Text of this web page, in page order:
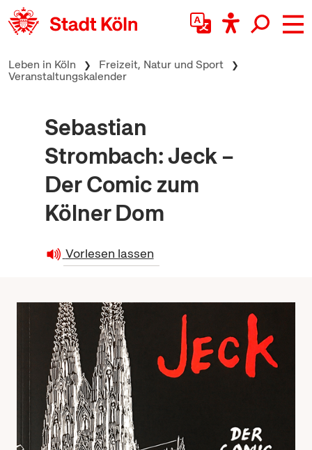
zum Inhalt springen
Leben in Köln
Freizeit, Natur und Sport
Veranstaltungskalender
Sebastian
Strombach: Jeck –
Der Comic zum
Kölner Dom
Vorlesen lassen